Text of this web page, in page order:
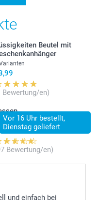
Beutel mit
Bewertung/en)
Vor 16 Uhr bestellt,
Dienstag geliefert
9,95
Bewertung/en)
und einfach bei